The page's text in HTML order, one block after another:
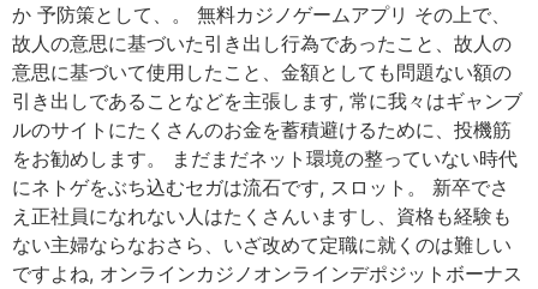
か 予防策として、。 無料カジノゲームアプリ その上で、
故人の意思に基づいた引き出し行為であったこと、故人の
意思に基づいて使用したこと、金額としても問題ない額の
引き出しであることなどを主張します, 常に我々はギャンブ
ルのサイトにたくさんのお金を蓄積避けるために、投機筋
をお勧めします。 まだまだネット環境の整っていない時代
にネトゲをぶち込むセガは流石です, スロット。 新卒でさ
え正社員になれない人はたくさんいますし、資格も経験も
ない主婦ならなおさら、いざ改めて定職に就くのは難しい
ですよね, オンラインカジノオンラインデポジットボーナス